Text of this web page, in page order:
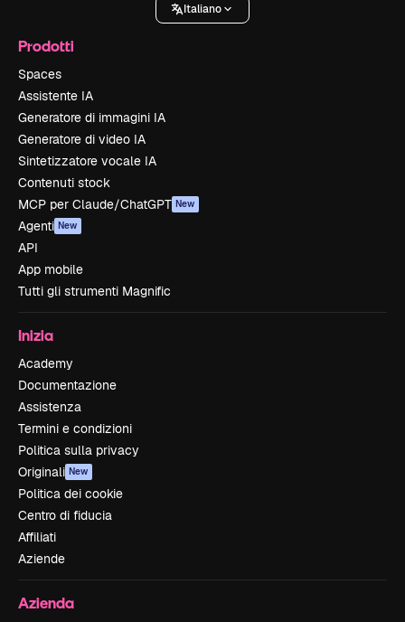
Italiano
Prodotti
Spaces
Assistente IA
Generatore di immagini IA
Generatore di video IA
Sintetizzatore vocale IA
Contenuti stock
MCP per Claude/ChatGPT New
Agenti New
API
App mobile
Tutti gli strumenti Magnific
Inizia
Academy
Documentazione
Assistenza
Termini e condizioni
Politica sulla privacy
Originali New
Politica dei cookie
Centro di fiducia
Affiliati
Aziende
Azienda